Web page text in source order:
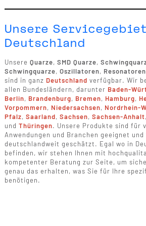
Unsere
Deutschland
Unsere Quarze, SMD Quarze,
Schwingquarze, Oszillatoren, Resonatoren
sind in ganz Deutschland verfügbar. Wir
allen Bundesländern, darunter Baden-
Berlin, Brandenburg, Bremen, Hamburg,
Vorpommern, Niedersachsen, Nordrhein-
Pfalz, Saarland, Sachsen, Sachsen-Anhalt,
und Thüringen. Unsere Produkte sind für
Anwendungen und Branchen geeignet und
deutschlandweit geschätzt. Egal wo in
befinden, wir stehen Ihnen mit
kompetenter Beratung zur Seite, um
genau das erhalten, was Sie für Ihre
benötigen.